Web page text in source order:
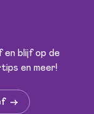
en blijf op de
en meer!